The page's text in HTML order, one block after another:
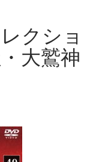
クショ
大鷲神